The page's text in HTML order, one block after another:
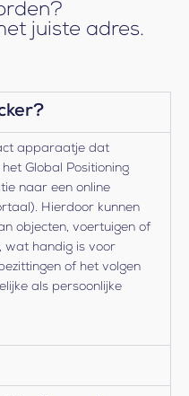
juiste adres.
apparaatje dat
Global Positioning
naar een online
Hierdoor kunnen
objecten, voertuigen of
wat handig is voor
of het volgen
als persoonlijke